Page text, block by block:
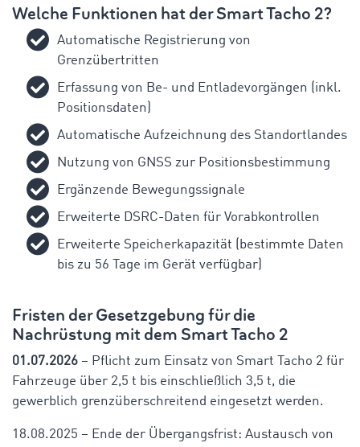
Welche Funktionen hat der Smart Tacho 2?
Automatische Registrierung von
Grenzübertritten
Erfassung von Be- und Entladevorgängen (inkl.
Positionsdaten)
Automatische Aufzeichnung des Standortlandes
Nutzung von GNSS zur Positionsbestimmung
Ergänzende Bewegungssignale
Erweiterte DSRC-Daten für Vorabkontrollen
Erweiterte Speicherkapazität (bestimmte Daten
bis zu 56 Tage im Gerät verfügbar)
Fristen der Gesetzgebung für die
Nachrüstung mit dem Smart Tacho 2
01.07.2026 – Pflicht zum Einsatz von Smart Tacho 2 für
Fahrzeuge über 2,5 t bis einschließlich 3,5 t, die
gewerblich grenzüberschreitend eingesetzt werden.
18.08.2025 – Ende der Übergangsfrist: Austausch von